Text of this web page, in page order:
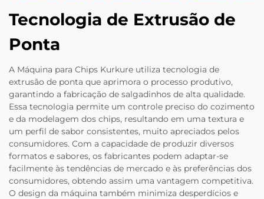
Tecnologia de Extrusão de
Ponta
A Máquina para Chips Kurkure utiliza tecnologia de
extrusão de ponta que aprimora o processo produtivo,
garantindo a fabricação de salgadinhos de alta qualidade.
Essa tecnologia permite um controle preciso do cozimento
e da modelagem dos chips, resultando em uma textura e
um perfil de sabor consistentes, muito apreciados pelos
consumidores. Com a capacidade de produzir diversos
formatos e sabores, os fabricantes podem adaptar-se
facilmente às tendências de mercado e às preferências dos
consumidores, obtendo assim uma vantagem competitiva.
O design da máquina também minimiza desperdícios e